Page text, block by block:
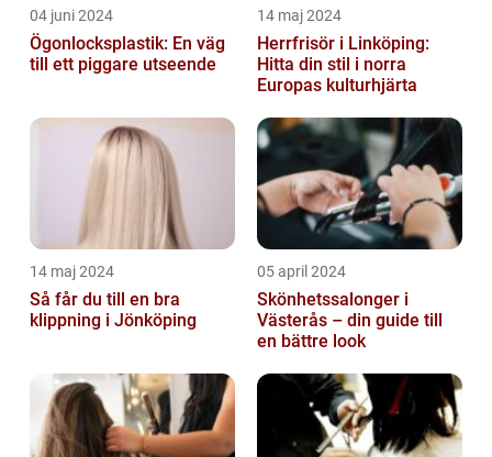
04 juni 2024
Ögonlocksplastik: En väg
till ett piggare utseende
14 maj 2024
Herrfrisör i Linköping:
Hitta din stil i norra
Europas kulturhjärta
14 maj 2024
Så får du till en bra
klippning i Jönköping
05 april 2024
Skönhetssalonger i
Västerås – din guide till
en bättre look